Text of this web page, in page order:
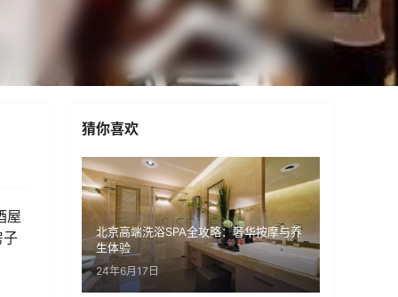
屋
子
猜你喜欢
北京高端洗浴SPA全攻略：奢华按摩与养
生体验
24年6月17日